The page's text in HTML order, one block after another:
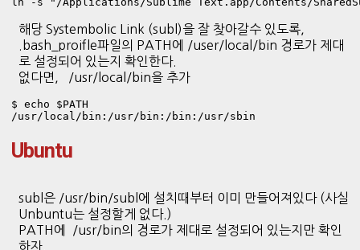
해당 Systembolic Link (subl)을 잘 찾아갈수 있도록,
.bash_proifle파일의 PATH에 /user/local/bin 경로가 제대
로 설정되어 있는지 확인한다.
없다면, /usr/local/bin을 추가
$ echo $PATH
/usr/local/bin:/usr/bin:/bin:/usr/sbin
Ubuntu
subl은 /usr/bin/subl에 설치때부터 이미 만들어져있다 (사실
Unbuntu는 설정할게 없다.)
PATH에 /usr/bin의 경로가 제대로 설정되어 있는지만 확인
하자.